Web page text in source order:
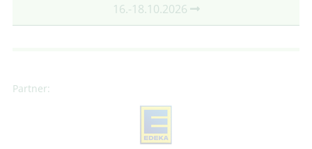
16.-18.10.2026
Partner: